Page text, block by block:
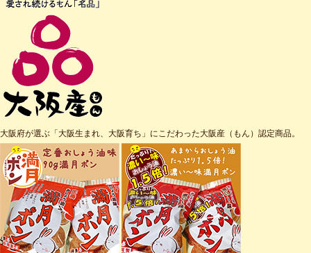
大阪府が選ぶ「大阪生まれ、大阪育ち」にこだわった大阪産（もん）認定商品。